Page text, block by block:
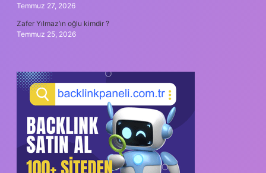
Temmuz 27, 2026
Zafer Yılmaz’ın oğlu kimdir ?
Temmuz 25, 2026